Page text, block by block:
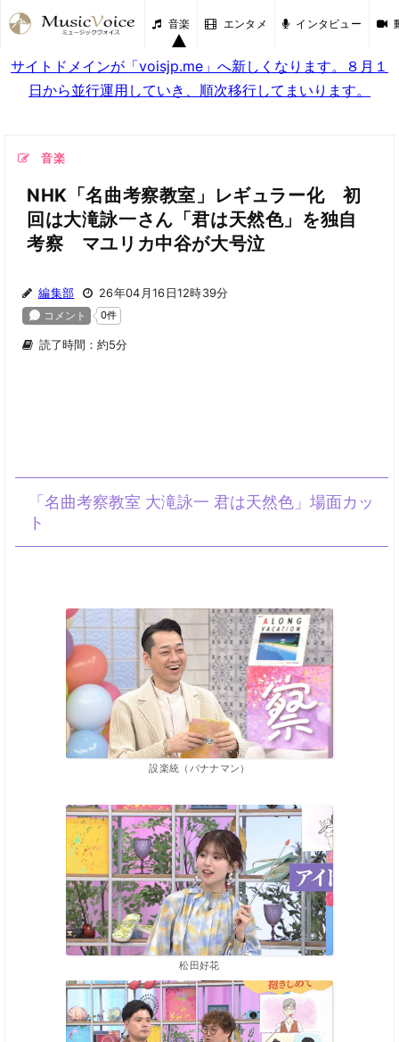
音楽 エンタメ インタビュー
サイトドメインが「voisjp.me」へ新しくなります。８月１
日から並行運用していき、順次移行してまいります。
音楽
NHK「名曲考察教室」レギュラー化 初
回は大滝詠一さん「君は天然色」を独自
考察 マユリカ中谷が大号泣
編集部 26年04月16日12時39分
読了時間：約5分
「名曲考察教室 大滝詠一 君は天然色」場面カッ
ト
設楽統（バナナマン）
松田好花